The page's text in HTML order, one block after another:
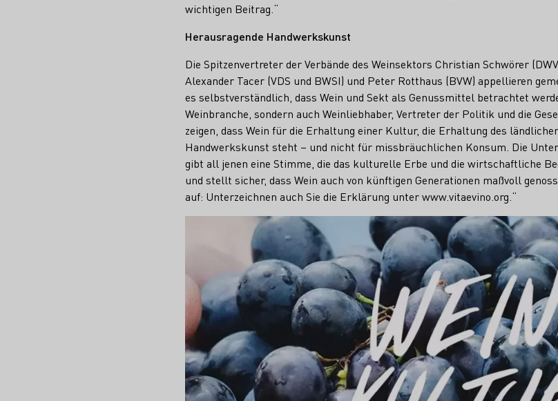
wichtigen Beitrag.“
Herausragende Handwerkskunst
Die Spitzenvertreter der Verbände des Weinsektors Christian Schwörer
Alexander Tacer (VDS und BWSI) und Peter Rotthaus (BVW) appellieren
es selbstverständlich, dass Wein und Sekt als Genussmittel betrachtet
Weinbranche, sondern auch Weinliebhaber, Vertreter der Politik und die
zeigen, dass Wein für die Erhaltung einer Kultur, die Erhaltung des
Handwerkskunst steht – und nicht für missbräuchlichen Konsum. Die
gibt all jenen eine Stimme, die das kulturelle Erbe und die wirtschaftliche
und stellt sicher, dass Wein auch von künftigen Generationen maßvoll
auf: Unterzeichnen auch Sie die Erklärung unter www.vitaevino.org.“